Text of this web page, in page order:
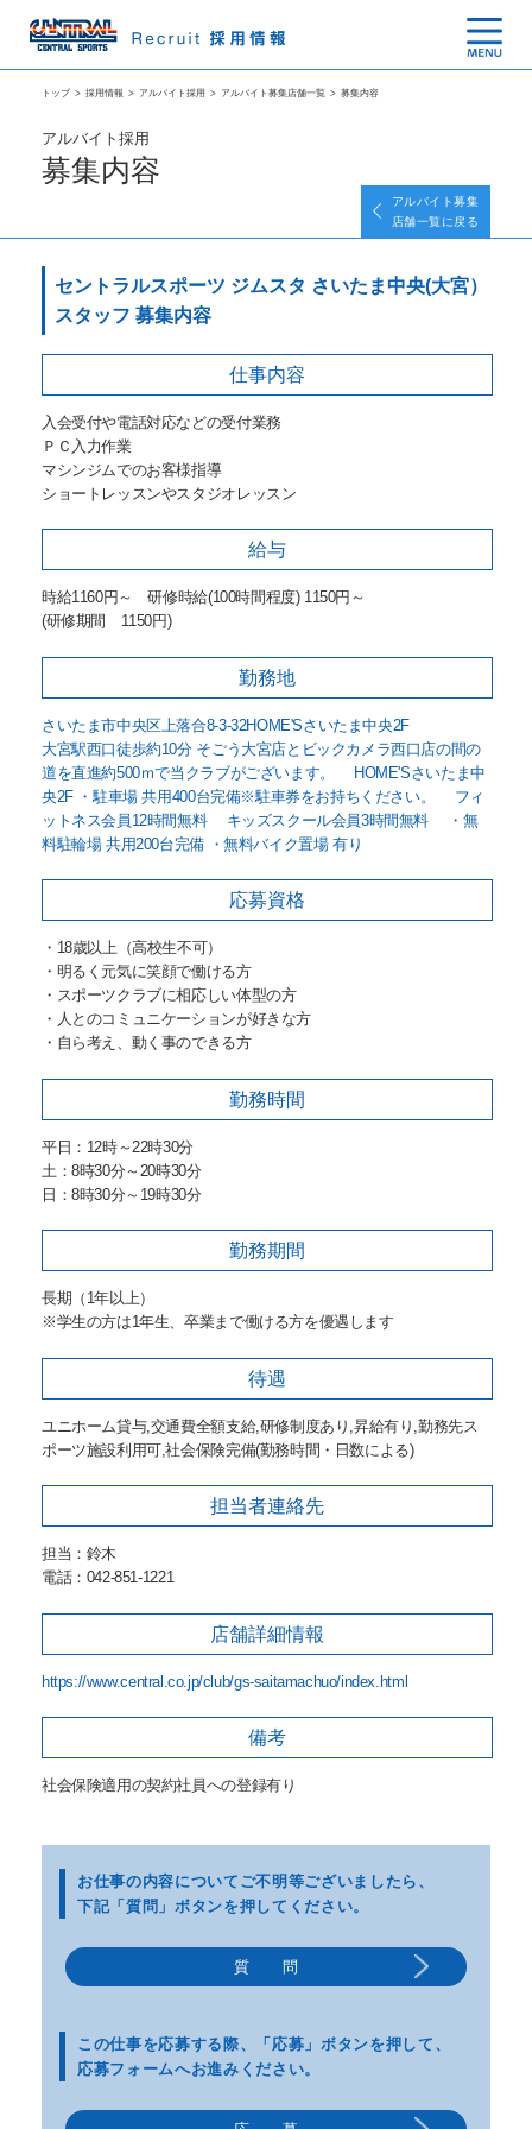
トップ > 採用情報 > アルバイト採用 > アルバイト募集店舗一覧 > 募集内容
アルバイト採用
募集内容
アルバイト募集
店舗一覧に戻る
セントラルスポーツ ジムスタ さいたま中央(大宮）
スタッフ 募集内容
仕事内容
入会受付や電話対応などの受付業務
ＰＣ入力作業
マシンジムでのお客様指導
ショートレッスンやスタジオレッスン
給与
時給1160円～ 研修時給(100時間程度) 1150円～
(研修期間 1150円)
勤務地
さいたま市中央区上落合8-3-32HOME'Sさいたま中央2F
大宮駅西口徒歩約10分 そごう大宮店とビックカメラ西口店の間の
道を直進約500ｍで当クラブがございます。 HOME'Sさいたま中
央2F ・駐車場 共用400台完備※駐車券をお持ちください。 フィ
ットネス会員12時間無料 キッズスクール会員3時間無料 ・無
料駐輪場 共用200台完備 ・無料バイク置場 有り
応募資格
・18歳以上（高校生不可）
・明るく元気に笑顔で働ける方
・スポーツクラブに相応しい体型の方
・人とのコミュニケーションが好きな方
・自ら考え、動く事のできる方
勤務時間
平日：12時～22時30分
土：8時30分～20時30分
日：8時30分～19時30分
勤務期間
長期（1年以上）
※学生の方は1年生、卒業まで働ける方を優遇します
待遇
ユニホーム貸与,交通費全額支給,研修制度あり,昇給有り,勤務先ス
ポーツ施設利用可,社会保険完備(勤務時間・日数による)
担当者連絡先
担当：鈴木
電話：042-851-1221
店舗詳細情報
https://www.central.co.jp/club/gs-saitamachuo/index.html
備考
社会保険適用の契約社員への登録有り
お仕事の内容についてご不明等ございましたら、
下記「質問」ボタンを押してください。
この仕事を応募する際、
「応募」ボタンを押して、
応募フォームへお進みください。
質 問